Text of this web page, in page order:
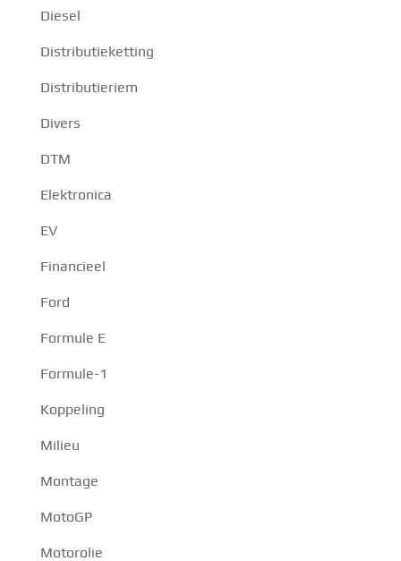
Diesel
Distributieketting
Distributieriem
Divers
DTM
Elektronica
EV
Financieel
Ford
Formule E
Formule-1
Koppeling
Milieu
Montage
MotoGP
Motorolie